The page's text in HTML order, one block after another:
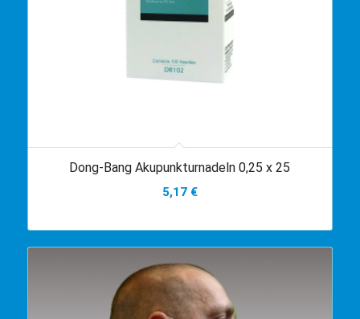
Dong-Bang Akupunkturnadeln 0,25 x 25
5,17 €